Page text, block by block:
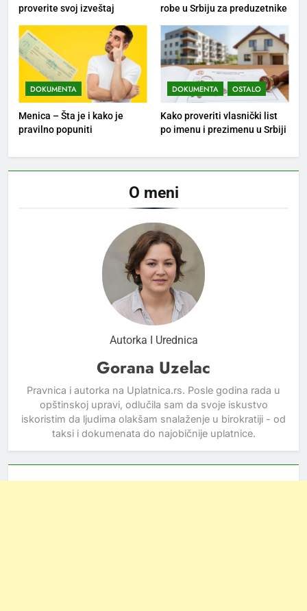
proverite svoj izveštaj
robe u Srbiju za preduzetnike
DOKUMENTA
Menica – Šta je i kako je
pravilno popuniti
DOKUMENTA OSTALO
Kako proveriti vlasnički list
po imenu i prezimenu u Srbiji
O meni
Autorka I Urednica
Gorana Uzelac
Pravnica i autorka na Uplatnica.rs. Posle godina rada u
opštinskoj upravi, odlučila sam da svoje iskustvo
iskoristim da ljudima olakšam snalaženje u birokratiji - od
taksi i dokumenata do najobičnije uplatnice.